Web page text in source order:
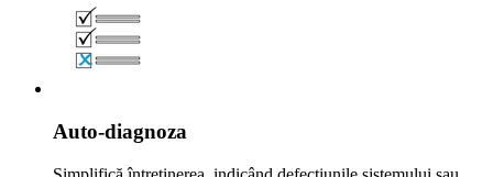
Auto-diagnoza